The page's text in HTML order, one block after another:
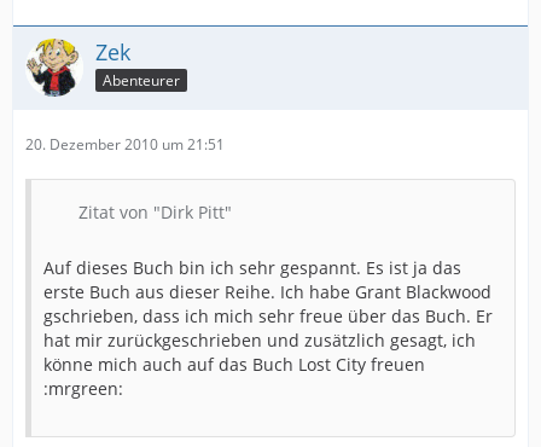
Zek
Abenteurer
20. Dezember 2010 um 21:51
Zitat von "Dirk Pitt"
Auf dieses Buch bin ich sehr gespannt. Es ist ja das
erste Buch aus dieser Reihe. Ich habe Grant Blackwood
gschrieben, dass ich mich sehr freue über das Buch. Er
hat mir zurückgeschrieben und zusätzlich gesagt, ich
könne mich auch auf das Buch Lost City freuen
:mrgreen: